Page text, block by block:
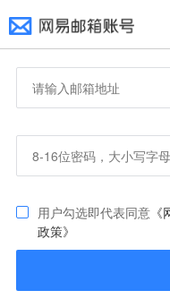
用户勾选即代表同意《
政策》